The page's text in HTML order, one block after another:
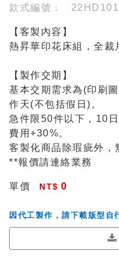
款式編號：
【客製內容】
熱昇華印花床組，全裁
【製作交期】
基本交期需求為(印刷
作天(不包括假日)。
急件限50件以下，10
費用+30%。
客製化商品除瑕疵外，
**報價請連絡業務
單價 0
因代工製作，請下載版型自